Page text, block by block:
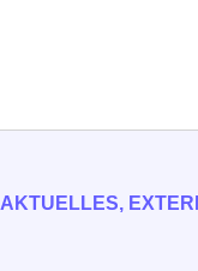
AKTUELLES,